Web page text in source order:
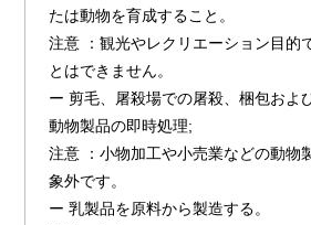
たは動物を育成すること。
注意 ：観光やレクリエーション目的
とはできません。
ー 剪毛、屠殺場での屠殺、梱包およ
動物製品の即時処理;
注意 ：小物加工や小売業などの動物
象外です。
ー 乳製品を原料から製造する。